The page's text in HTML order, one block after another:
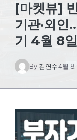
[마켓뷰]
기관·외인
기 4월 8일
By 김연수4월